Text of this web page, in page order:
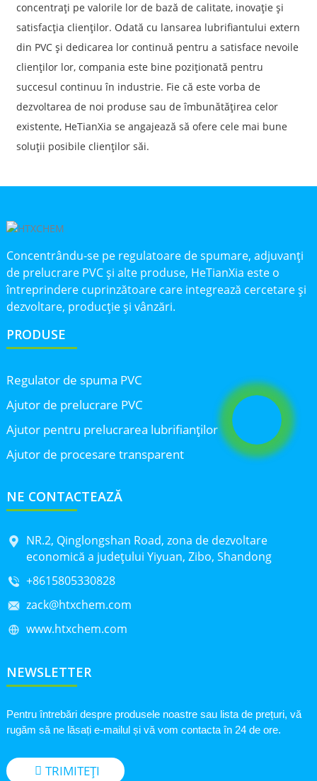
concentrați pe valorile lor de bază de calitate, inovație și
satisfacția clienților. Odată cu lansarea lubrifiantului extern
din PVC și dedicarea lor continuă pentru a satisface nevoile
clienților lor, compania este bine poziționată pentru
succesul continuu în industrie. Fie că este vorba de
dezvoltarea de noi produse sau de îmbunătățirea celor
existente, HeTianXia se angajează să ofere cele mai bune
soluții posibile clienților săi.
Concentrându-se pe regulatoare de spumare, adjuvanți
de prelucrare PVC și alte produse, HeTianXia este o
întreprindere cuprinzătoare care integrează cercetare și
dezvoltare, producție și vânzări.
PRODUSE
Regulator de spuma PVC
Ajutor de prelucrare PVC
Ajutor pentru prelucrarea lubrifianților
Ajutor de procesare transparent
NE CONTACTEAZĂ
NR.2, Qinglongshan Road, zona de dezvoltare
economică a județului Yiyuan, Zibo, Shandong
+8615805330828
zack@htxchem.com
www.htxchem.com
NEWSLETTER
Pentru întrebări despre produsele noastre sau lista de prețuri, vă
rugăm să ne lăsați e-mailul și vă vom contacta în 24 de ore.
TRIMITEȚI